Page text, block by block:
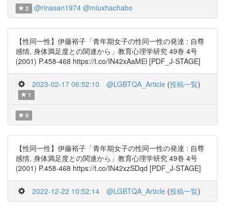
2 @rinasan1974 @miuxhachabo
【性同一性】伊藤裕子「青年期女子の性同一性の発達 : 自尊
感情, 身体満足度との関連から」教育心理学研究 49巻 4号
(2001) P.458-468 https://t.co/IN42xAaMEl [PDF_J-STAGE]
2023-02-17 06:52:10 @LGBTQA_Article (投稿一覧)
1
0
【性同一性】伊藤裕子「青年期女子の性同一性の発達 : 自尊
感情, 身体満足度との関連から」教育心理学研究 49巻 4号
(2001) P.458-468 https://t.co/IN42xzSDqd [PDF_J-STAGE]
2022-12-22 10:52:14 @LGBTQA_Article (投稿一覧)